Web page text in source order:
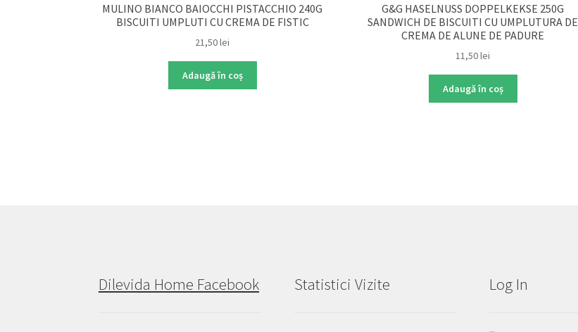
MULINO BIANCO BAIOCCHI PISTACCHIO 240G
BISCUITI UMPLUTI CU CREMA DE FISTIC
21,50lei
Adaugă în coș
G&G HASELNUSS DOPPELKEKSE 250G
SANDWICH DE BISCUITI CU UMPLUTURA DE
CREMA DE ALUNE DE PADURE
11,50lei
Adaugă în coș
Dilevida Home Facebook Statistici Vizite Log In